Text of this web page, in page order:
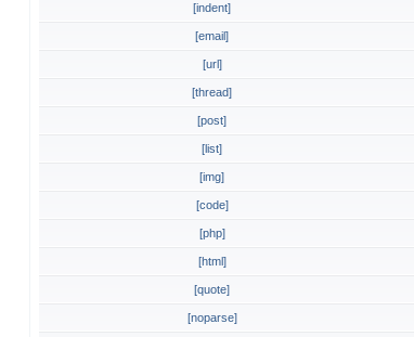
[indent]
[email]
[url]
[thread]
[post]
[list]
[img]
[code]
[php]
[html]
[quote]
[noparse]